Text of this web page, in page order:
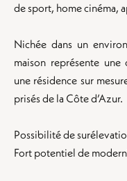
de sport, home cinéma,
Nichée dans un
maison représente
une résidence sur
prisés de la Côte d’Azur.
Possibilité de
Fort potentiel de